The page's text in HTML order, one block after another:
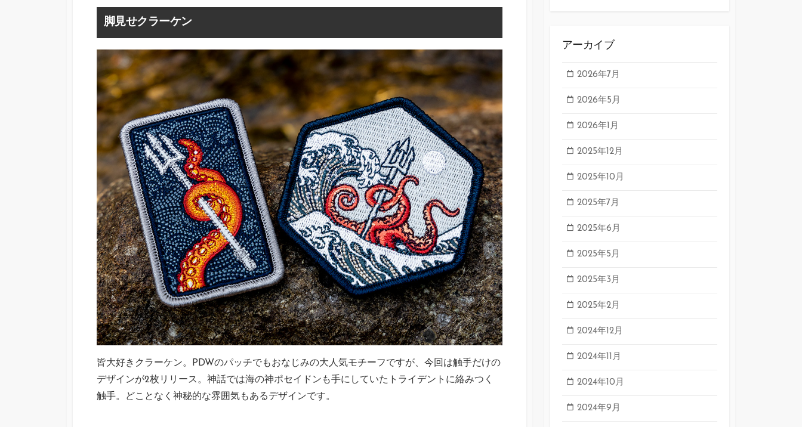
脚見せクラーケン
皆大好きクラーケン。PDWのパッチでもおなじみの大人気モチーフですが、今回は触手だけの
デザインが2枚リリース。神話では海の神ポセイドンも手にしていたトライデントに絡みつく
触手。どことなく神秘的な雰囲気もあるデザインです。
アーカイブ
2026年7月
2026年5月
2026年1月
2025年12月
2025年10月
2025年7月
2025年6月
2025年5月
2025年3月
2025年2月
2024年12月
2024年11月
2024年10月
2024年9月